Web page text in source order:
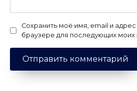
Сохранить моё имя, email и адрес
браузере для последующих